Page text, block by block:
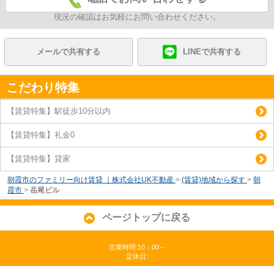
現況の確認はお気軽にお問い合わせください。
メールで共有する LINEで共有する
こだわり特集
【賃貸特集】駅徒歩10分以内
【賃貸特集】礼金0
【賃貸特集】貸家
朝霞市のファミリー向け賃貸 ｜株式会社UK不動産 > (賃貸)地域から探す > 朝
霞市 > 岳尾ビル
ページトップに戻る
営業時間:10：00～
定休日: